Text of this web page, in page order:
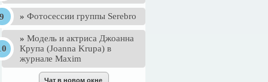
» Фотосессии группы Serebro
» Mодель и актриса Джоанна
Крупа (Joanna Krupa) в
журнале Maxim